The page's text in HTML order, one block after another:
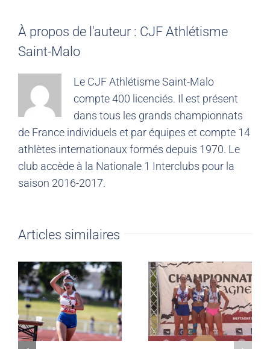
À propos de l'auteur : CJF Athlétisme
Saint-Malo
Le CJF Athlétisme Saint-Malo
compte 400 licenciés. Il est présent
dans tous les grands championnats
de France individuels et par équipes et compte 14
athlètes internationaux formés depuis 1970. Le
club accède à la Nationale 1 Interclubs pour la
saison 2016-2017.
Articles similaires